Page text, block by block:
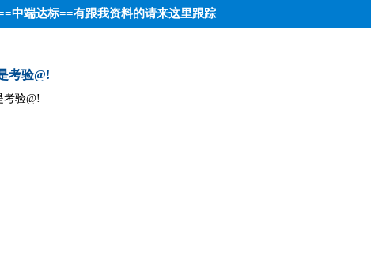
中端达标==有跟我资料的请来这里跟踪
考验@!
考验@!